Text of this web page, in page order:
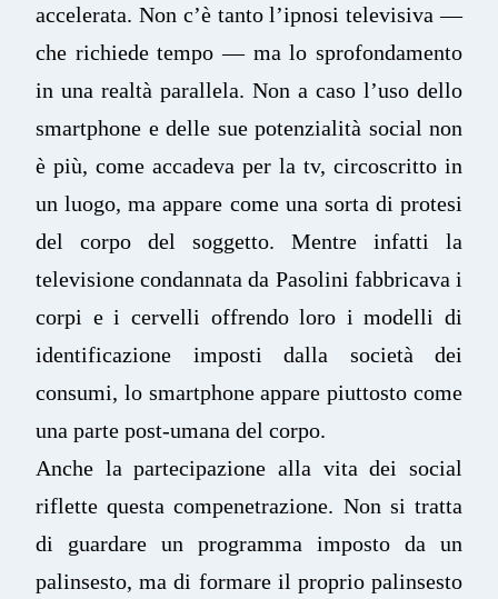
accelerata. Non c’è tanto l’ipnosi televisiva —
che richiede tempo — ma lo sprofondamento
in una realtà parallela. Non a caso l’uso dello
smartphone e delle sue potenzialità social non
è più, come accadeva per la tv, circoscritto in
un luogo, ma appare come una sorta di protesi
del corpo del soggetto. Mentre infatti la
televisione condannata da Pasolini fabbricava i
corpi e i cervelli offrendo loro i modelli di
identificazione imposti dalla società dei
consumi, lo smartphone appare piuttosto come
una parte post-umana del corpo.
Anche la partecipazione alla vita dei social
riflette questa compenetrazione. Non si tratta
di guardare un programma imposto da un
palinsesto, ma di formare il proprio palinsesto